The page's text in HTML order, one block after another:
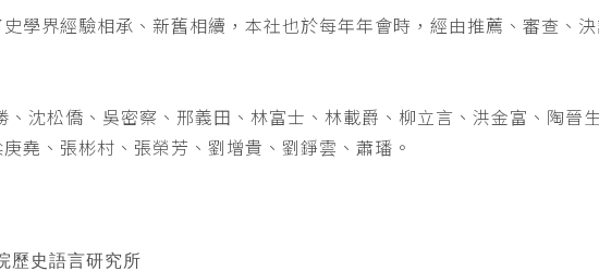
學界經驗相承、新舊相續，本社也於每年年會時，經由推薦、審查、
、沈松僑、吳密察、邢義田、林富士、林載爵、柳立言、洪金富、陶晉
堯、張彬村、張榮芳、劉增貴、劉錚雲、蕭璠。
歷史語言研究所